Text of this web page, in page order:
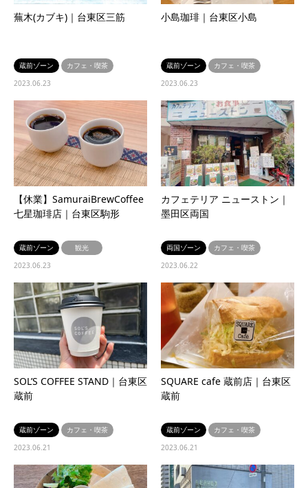
蕪木(カブキ)｜台東区三筋
蔵前ゾーン
カフェ・喫茶
2023.06.23
小島珈琲｜台東区小島
蔵前ゾーン
カフェ・喫茶
2023.06.23
【休業】SamuraiBrewCoffee
七星珈琲店｜台東区駒形
蔵前ゾーン
観光
2023.06.23
カフェテリア ニューストン｜
墨田区両国
両国ゾーン
カフェ・喫茶
2023.06.22
SOL’S COFFEE STAND｜台東区
蔵前
蔵前ゾーン
カフェ・喫茶
2023.06.21
SQUARE cafe 蔵前店｜台東区
蔵前
蔵前ゾーン
カフェ・喫茶
2023.06.21